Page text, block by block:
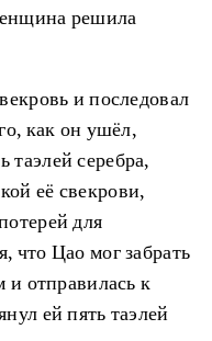
решила
и последовал
как он ушёл,
серебра,
её свекрови,
для
что Цао мог забрать
и отправилась к
ей пять таэлей